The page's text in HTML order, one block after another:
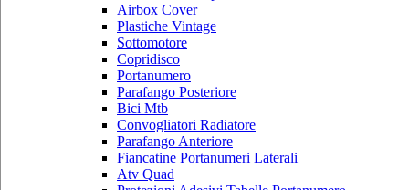
Airbox Cover
Plastiche Vintage
Sottomotore
Copridisco
Portanumero
Parafango Posteriore
Bici Mtb
Convogliatori Radiatore
Parafango Anteriore
Fiancatine Portanumeri Laterali
Atv Quad